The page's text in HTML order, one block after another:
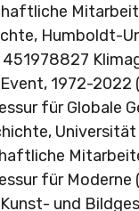
Humboldt-
451978827
1972-2022
für Globale
Universität
für Moderne
und